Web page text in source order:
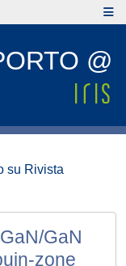
@
su Rivista
GaN
zone